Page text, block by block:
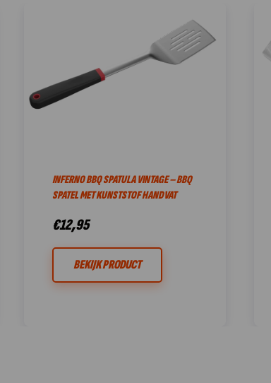
INFERNO BBQ SPATULA VINTAGE – BBQ
SPATEL MET KUNSTSTOF HANDVAT
€12,95
BEKIJK PRODUCT